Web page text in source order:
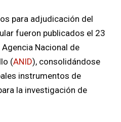
para adjudicación del
fueron publicados el 23
Nacional de
(ANID), consolidándose
instrumentos de
la investigación de